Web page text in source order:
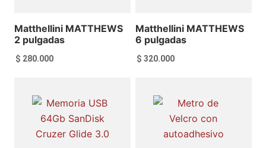
Matthellini MATTHEWS
2 pulgadas
$ 280.000
Añadir al carrito
Matthellini MATTHEWS
6 pulgadas
$ 320.000
Añadir al carrito